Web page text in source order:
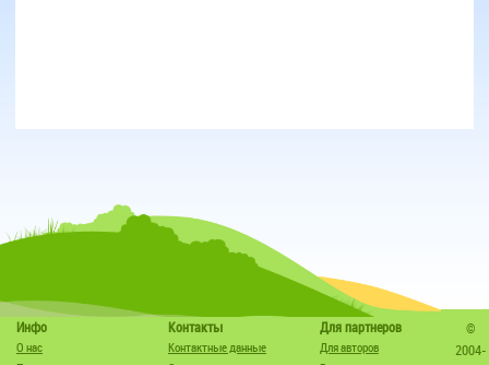
Инфо
О нас
Контакты
Контактные данные
Для партнеров
Для авторов
©
2004-